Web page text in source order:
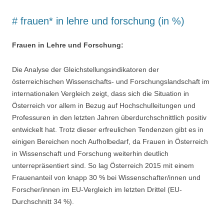
# frauen* in lehre und forschung (in %)
Frauen in Lehre und Forschung:
Die Analyse der Gleichstellungsindikatoren der
österreichischen Wissenschafts- und Forschungslandschaft im
internationalen Vergleich zeigt, dass sich die Situation in
Österreich vor allem in Bezug auf Hochschulleitungen und
Professuren in den letzten Jahren überdurchschnittlich positiv
entwickelt hat. Trotz dieser erfreulichen Tendenzen gibt es in
einigen Bereichen noch Aufholbedarf, da Frauen in Österreich
in Wissenschaft und Forschung weiterhin deutlich
unterrepräsentiert sind. So lag Österreich 2015 mit einem
Frauenanteil von knapp 30 % bei Wissenschafter/innen und
Forscher/innen im EU-Vergleich im letzten Drittel (EU-
Durchschnitt 34 %).